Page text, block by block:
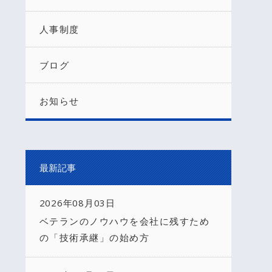
人事制度
ブログ
お知らせ
最新記事
2026年08月03日
ベテランのノウハウを会社に残すため
の「技術承継」の始め方